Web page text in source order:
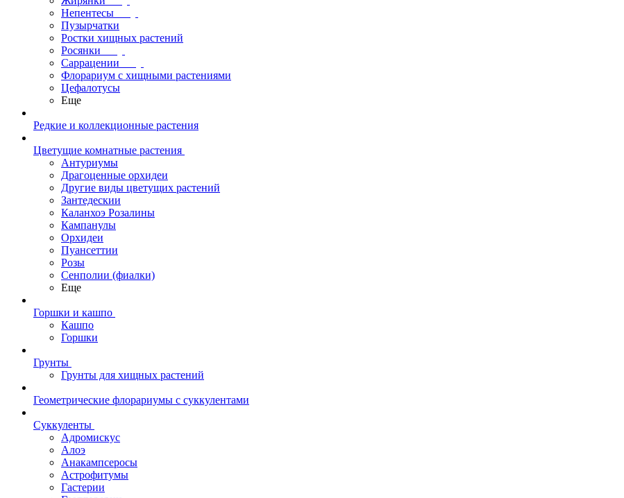
Непентесы
Пузырчатки
Ростки хищных растений
Росянки
Саррацении
Флорариум с хищными растениями
Цефалотусы
Еще
Редкие и коллекционные растения
Цветущие комнатные растения
Антуриумы
Драгоценные орхидеи
Другие виды цветущих растений
Зантедескии
Каланхоэ Розалины
Кампанулы
Орхидеи
Пуансеттии
Розы
Сенполии (фиалки)
Еще
Горшки и кашпо
Кашпо
Горшки
Грунты
Грунты для хищных растений
Геометрические флорариумы с суккулентами
Суккуленты
Адромискус
Алоэ
Анакампсеросы
Астрофитумы
Гастерии